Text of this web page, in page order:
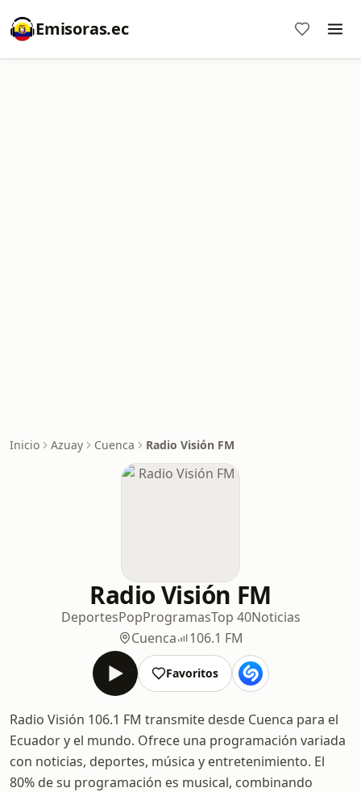
Emisoras.ec
Inicio Azuay Cuenca Radio Visión FM
Radio Visión FM
DeportesPopProgramasTop 40Noticias
Cuenca
106.1 FM
Favoritos
Radio Visión 106.1 FM transmite desde Cuenca para el
Ecuador y el mundo. Ofrece una programación variada
con noticias, deportes, música y entretenimiento. El
80% de su programación es musical, combinando